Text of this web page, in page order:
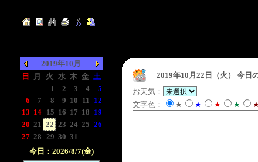
2019年10月
日
月 火 水 木 金 土
1 2 3 4
5
6
7 8 9 10 11 12
13 14 15 16 17 18 19
20 21 22 23 24 25 26
27 28 29 30 31
今日：2026/8/7(金)
2019年10月22日（火）
今日
お天気：
文字色：
★ ★ ★ ★